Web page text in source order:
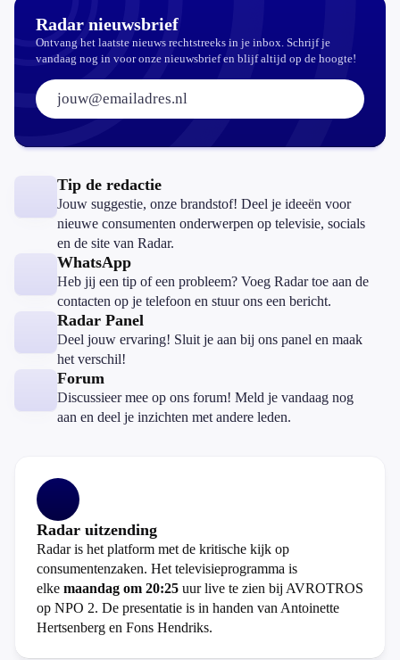
Radar nieuwsbrief
Ontvang het laatste nieuws rechtstreeks in je inbox. Schrijf je
vandaag nog in voor onze nieuwsbrief en blijf altijd op de hoogte!
E-mailadres:
Tip de redactie
Jouw suggestie, onze brandstof! Deel je ideeën voor
nieuwe consumenten onderwerpen op televisie, socials
en de site van Radar.
WhatsApp
Heb jij een tip of een probleem? Voeg Radar toe aan de
contacten op je telefoon en stuur ons een bericht.
Radar Panel
Deel jouw ervaring! Sluit je aan bij ons panel en maak
het verschil!
Forum
Discussieer mee op ons forum! Meld je vandaag nog
aan en deel je inzichten met andere leden.
Radar uitzending
Radar is het platform met de kritische kijk op
consumentenzaken. Het televisieprogramma is
elke maandag om 20:25 uur live te zien bij AVROTROS
op NPO 2. De presentatie is in handen van Antoinette
Hertsenberg en Fons Hendriks.